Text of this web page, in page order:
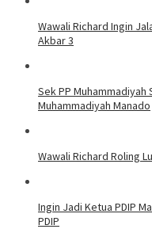
Wawali Richard Ingin
Akbar 3
Sek PP Muhammadiyah
Muhammadiyah Manado
Wawali Richard Roling
Ingin Jadi Ketua PDIP
PDIP